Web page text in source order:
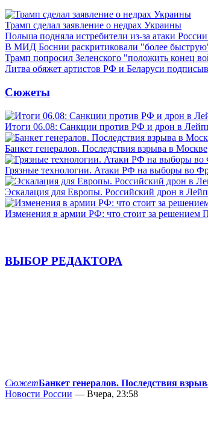
Трамп сделал заявление о недрах Украины
Польша подняла истребители из-за атаки
В МИД Боснии раскритиковали "более
Трамп попросил Зеленского "положить конец
Литва обяжет артистов РФ и Беларуси
Сюжеты
Итоги 06.08: Санкции против РФ и дрон в
Банкет генералов. Последствия взрыва в Москве
Грязные технологии. Атаки РФ на выборы во
Эскалация для Европы. Российский дрон в
Изменения в армии РФ: что стоит за решением
ВЫБОР РЕДАКТОРА
СюжетБанкет генералов. Последствия
Новости России — Вчера, 23:58